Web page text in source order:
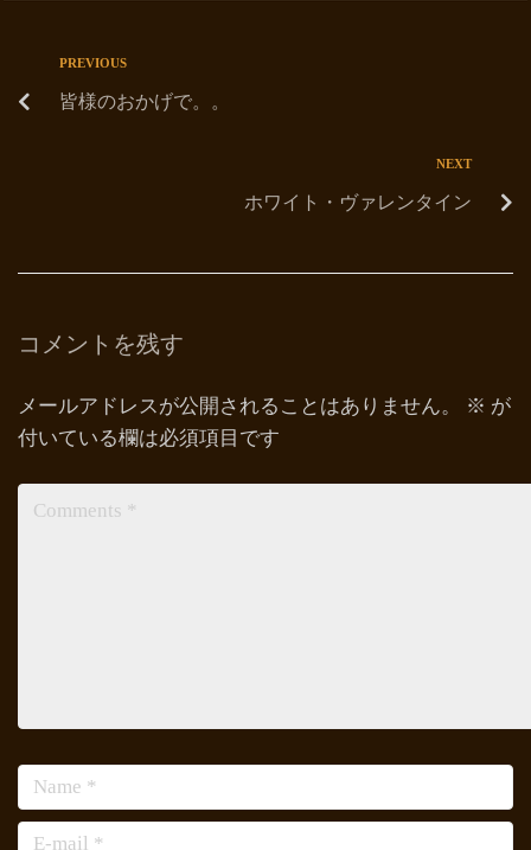
PREVIOUS
皆様のおかげで。。
NEXT
ホワイト・ヴァレンタイン
コメントを残す
メールアドレスが公開されることはありません。 ※ が
付いている欄は必須項目です